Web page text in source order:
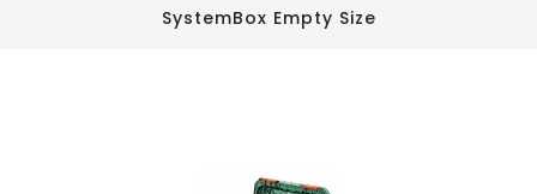
SystemBox Empty Size